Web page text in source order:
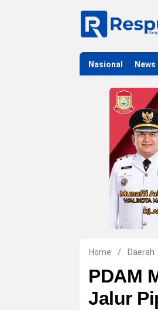
Nasional News
Home / Daerah
PDAM
Jalur